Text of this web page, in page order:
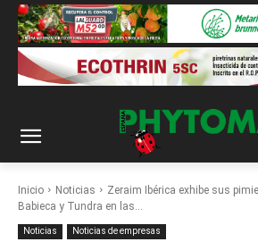
Inicio Noticias
Zeraim Ibérica exhibe sus
Babieca y Tundra en las...
Noticias Noticias de empresas